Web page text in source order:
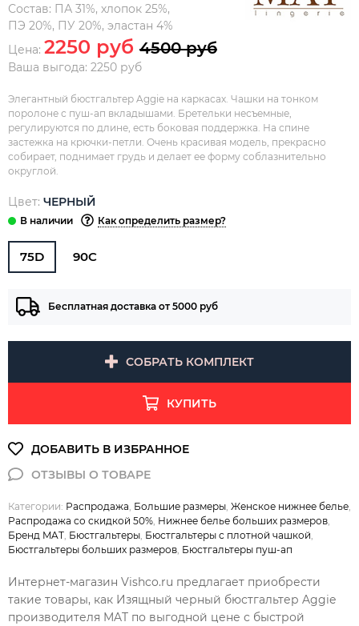
Состав: ПА 31%, хлопок 25%,
ПЭ 20%, ПУ 20%, эластан 4%
Цена: 2250 руб 4500 руб
Ваша выгода: 2250 руб
Элегантный бюстгальтер Aggie на каркасах. Чашки на тонком
поролоне с пуш-ап вкладышами. Бретельки несъемные,
регулируются по длине, есть боковая поддержка. На спине
застежка на крючки-петли. Очень красивая модель, прекрасно
собирает, поднимает грудь и делает ее форму соблазнительно
округлой.
Цвет: ЧЕРНЫЙ
Как определить размер?
75D 90C
Бесплатная доставка от 5000 руб
СОБРАТЬ КОМПЛЕКТ
КУПИТЬ
Категории: Распродажа Большие размеры Женское нижнее белье
Распродажа со скидкой 50% Нижнее белье больших размеров
Бренд MAT Бюстгальтеры Бюстгальтеры с плотной чашкой
Бюстгальтеры больших размеров Бюстгальтеры пуш-ап
Интернет-магазин Vishco.ru предлагает приобрести
такие товары, как Изящный черный бюстгальтер Aggie
производителя MAT по выгодной цене с быстрой